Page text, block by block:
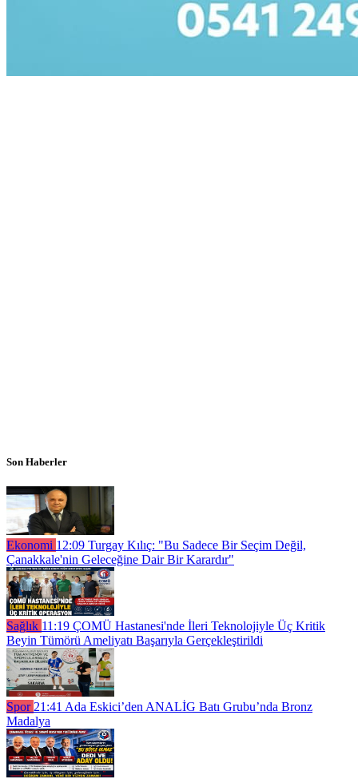
Son Haberler
Ekonomi 12:09 Turgay Kılıç: "Bu Sadece Bir Seçim Değil,
Çanakkale'nin Geleceğine Dair Bir Karardır"
Sağlık 11:19 ÇOMÜ Hastanesi'nde İleri Teknolojiyle Üç Kritik
Beyin Tümörü Ameliyatı Başarıyla Gerçekleştirildi
Spor 21:41 Ada Eskici’den ANALİG Batı Grubu’nda Bronz
Madalya